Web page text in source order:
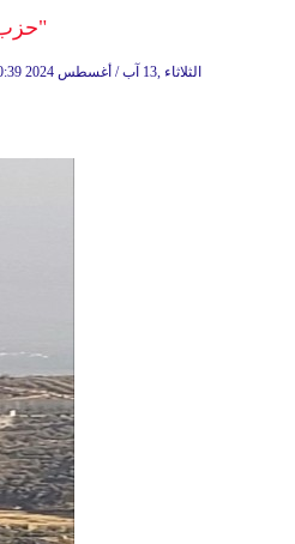
"حزب
00:39 2024 الثلاثاء ,13 آب / أغسطس